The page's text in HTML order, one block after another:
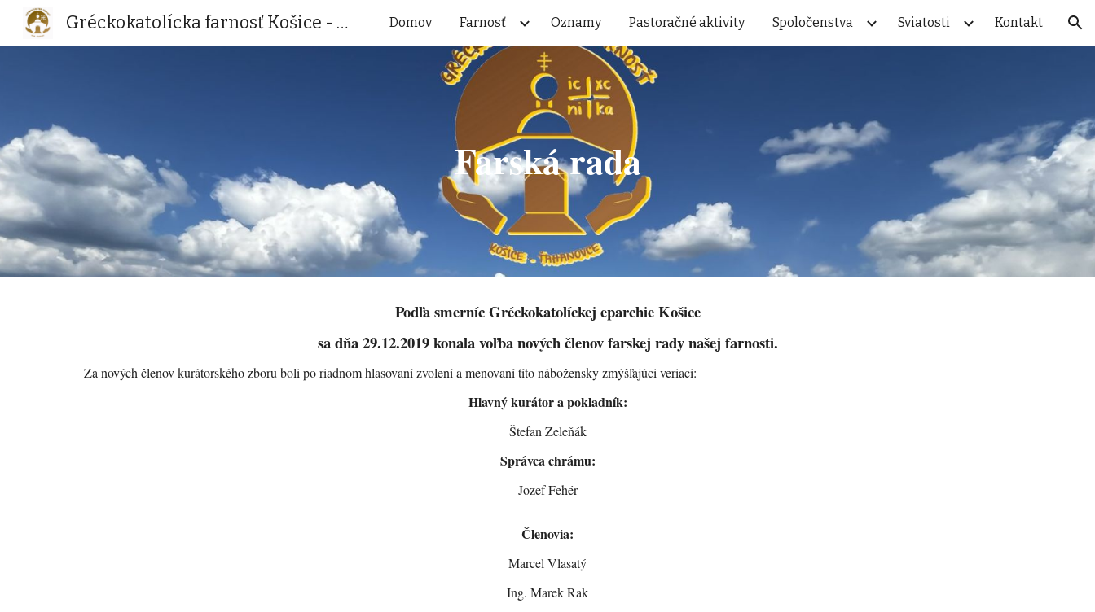
Skip to main content Skip to navigation
Gréckokatolícka farnosť Košice - Ťahanovce Domov Farnosť Oznamy Pastoračné aktivity Spoločenstva Sviatosti Kontakt
Farská rada
Podľa smerníc Gréckokatolíckej eparchie Košice
sa dňa 29.12.2019 konala voľba nových členov farskej rady našej farnosti.
Za nových členov kurátorského zboru boli po riadnom hlasovaní zvolení a menovaní títo nábožensky zmýšľajúci veriaci:
Hlavný kurátor a pokladník:
Štefan Zeleňák
Správca chrámu:
Jozef Fehér
Členovia:
Marcel Vlasatý
Ing. Marek Rak